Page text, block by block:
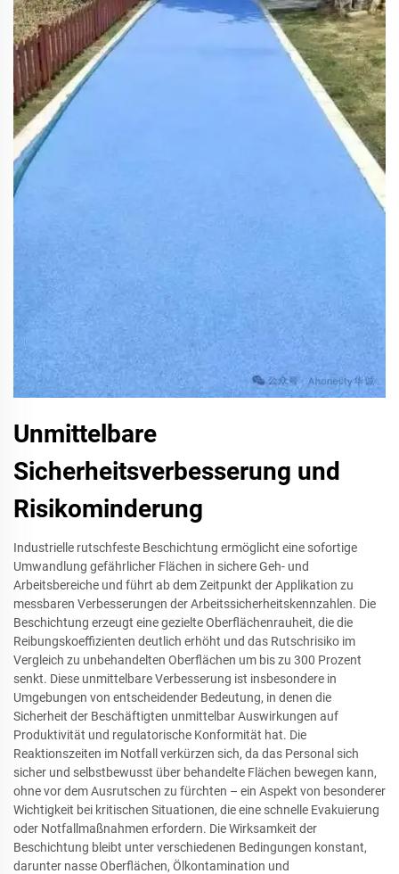
Unmittelbare
Sicherheitsverbesserung und
Risikominderung
Industrielle rutschfeste Beschichtung ermöglicht eine sofortige
Umwandlung gefährlicher Flächen in sichere Geh- und
Arbeitsbereiche und führt ab dem Zeitpunkt der Applikation zu
messbaren Verbesserungen der Arbeitssicherheitskennzahlen. Die
Beschichtung erzeugt eine gezielte Oberflächenrauheit, die die
Reibungskoeffizienten deutlich erhöht und das Rutschrisiko im
Vergleich zu unbehandelten Oberflächen um bis zu 300 Prozent
senkt. Diese unmittelbare Verbesserung ist insbesondere in
Umgebungen von entscheidender Bedeutung, in denen die
Sicherheit der Beschäftigten unmittelbar Auswirkungen auf
Produktivität und regulatorische Konformität hat. Die
Reaktionszeiten im Notfall verkürzen sich, da das Personal sich
sicher und selbstbewusst über behandelte Flächen bewegen kann,
ohne vor dem Ausrutschen zu fürchten – ein Aspekt von besonderer
Wichtigkeit bei kritischen Situationen, die eine schnelle Evakuierung
oder Notfallmaßnahmen erfordern. Die Wirksamkeit der
Beschichtung bleibt unter verschiedenen Bedingungen konstant,
darunter nasse Oberflächen, Ölkontamination und